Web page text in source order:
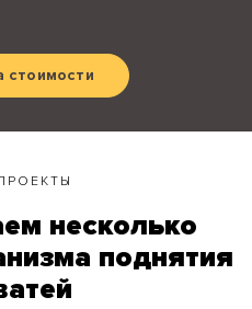
стоимости
несколько
поднятия